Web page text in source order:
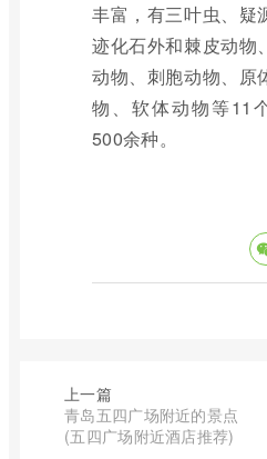
丰富，有三叶虫、疑
迹化石外和棘皮动物
动物、刺胞动物、原
物、软体动物等11
500余种。
上一篇
青岛五四广场附近的景点
(五四广场附近酒店推荐)